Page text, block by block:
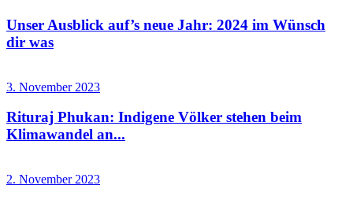
Unser Ausblick auf’s neue Jahr: 2024 im Wünsch
dir was
3. November 2023
Rituraj Phukan: Indigene Völker stehen beim
Klimawandel an...
2. November 2023